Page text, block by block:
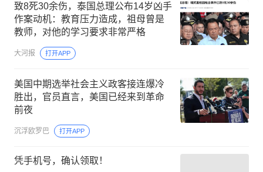
致8死30余伤，泰国总理公布14岁凶手
作案动机：教育压力造成，祖母曾是
教师，对他的学习要求非常严格
大河报 打开APP
美国中期选举社会主义政客接连爆冷
胜出，官员直言，美国已经来到革命
前夜
沉浮欧罗巴 打开APP
凭手机号，确认领取！